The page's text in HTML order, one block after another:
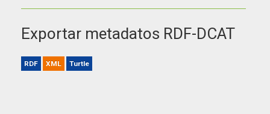
Exportar metadatos RDF-DCAT
RDF XML Turtle